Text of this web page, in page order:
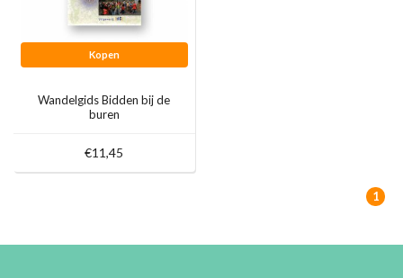
Kopen
Wandelgids Bidden bij de
buren
€11,45
1